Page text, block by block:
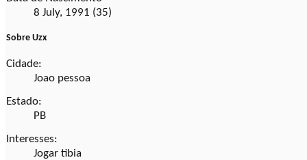
8 July, 1991 (35)
Sobre Uzx
Cidade:
Joao pessoa
Estado:
PB
Interesses:
Jogar tibia